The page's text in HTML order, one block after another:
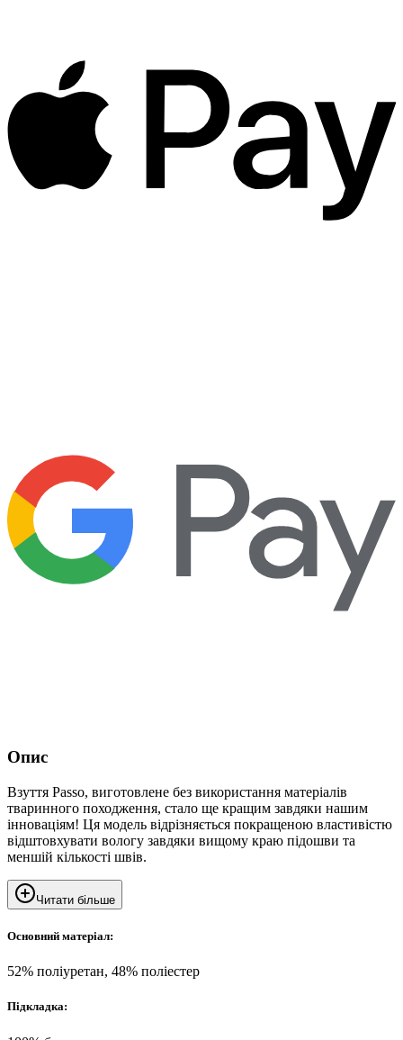
Опис
Взуття Passo, виготовлене без використання матеріалів
тваринного походження, стало ще кращим завдяки нашим
інноваціям! Ця модель відрізняється покращеною властивістю
відштовхувати вологу завдяки вищому краю підошви та
меншій кількості швів.
Читати більше
Основний матеріал:
52% поліуретан, 48% поліестер
Підкладка: